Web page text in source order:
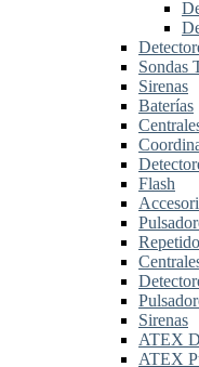
Sondas
Sirenas
Baterías
Flash
Sirenas
ATEX
ATEX